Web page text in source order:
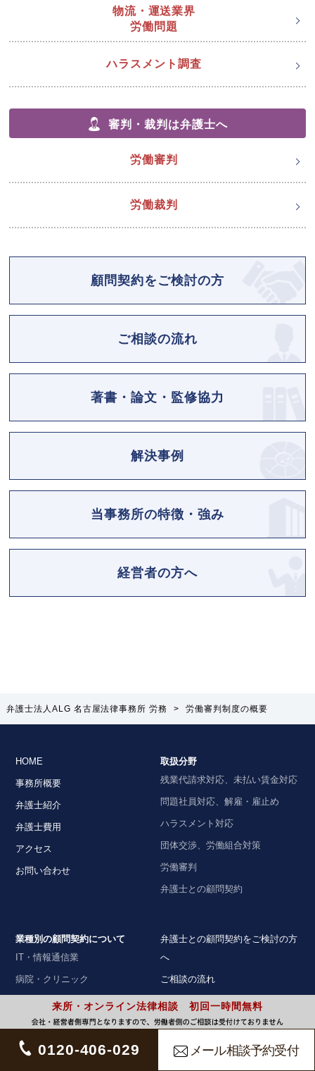
物流・運送業界
労働問題
ハラスメント調査
審判・裁判は弁護士へ
労働審判
労働裁判
顧問契約をご検討の方
ご相談の流れ
著書・論文・監修協力
解決事例
当事務所の特徴・強み
経営者の方へ
来所・オンライン法律相談 初回一時間無料
0120-406-029 メール相談予約受付
弁護士法人ALG 名古屋法律事務所 労務 > 労働審判制度の概要
HOME
事務所概要
弁護士紹介
弁護士費用
アクセス
お問い合わせ
取扱分野
残業代請求対応、未払い賃金対応
問題社員対応、解雇・雇止め
ハラスメント対応
団体交渉、労働組合対策
労働審判
弁護士との顧問契約
業種別の顧問契約について
IT・情報通信業
病院・クリニック
飲食業
運送業
弁護士との顧問契約をご検討の方
へ
ご相談の流れ
著書・論文・監修協力
プライバシーポリシー
個人情報取扱いに関する記述